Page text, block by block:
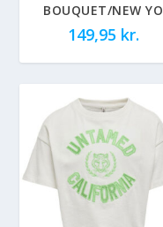
BOUQUET/NEW YO
149,95 kr.